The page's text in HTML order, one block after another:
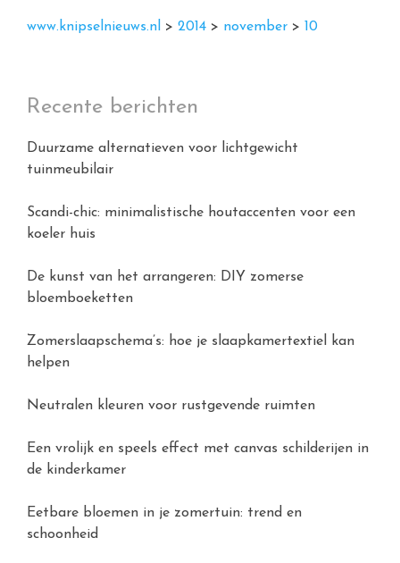
www.knipselnieuws.nl > 2014 > november > 10
Recente berichten
Duurzame alternatieven voor lichtgewicht
tuinmeubilair
Scandi-chic: minimalistische houtaccenten voor een
koeler huis
De kunst van het arrangeren: DIY zomerse
bloemboeketten
Zomerslaapschema’s: hoe je slaapkamertextiel kan
helpen
Neutralen kleuren voor rustgevende ruimten
Een vrolijk en speels effect met canvas schilderijen in
de kinderkamer
Eetbare bloemen in je zomertuin: trend en
schoonheid